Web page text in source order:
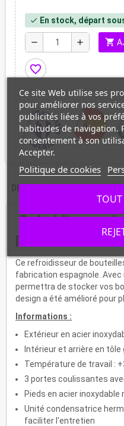
check En stock, départ
remove add shopping_cart
favorite_border
DESCRIPTION
Refroidisseur
portes - IEB150
Ce refroidisseur de
fabrication espagnole.
permettra de stocker vos
design a été amélioré pour
Informations :
Extérieur en acier
Intérieur et arrière en tôle
Température de travail :
3 portes coulissantes
Pieds en acier
Unité condensatrice
faciliter l'entretien
Ce site Web utilise ses
pour améliorer nos
publicités liées à vos
habitudes de navigation.
consentement à son
Accepter.
Politique de cookies
TOUT